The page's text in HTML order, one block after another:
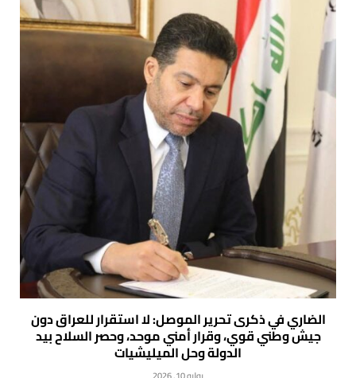
الضاري في ذكرى تحرير الموصل: لا استقرار للعراق دون
جيش وطني قوي، وقرار أمني موحد، وحصر السلاح بيد
الدولة وحل الميليشيات